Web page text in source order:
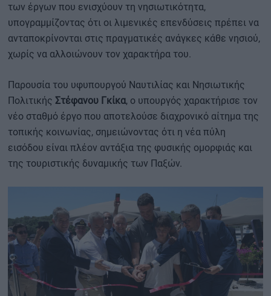
των έργων που ενισχύουν τη νησιωτικότητα,
υπογραμμίζοντας ότι οι λιμενικές επενδύσεις πρέπει να
ανταποκρίνονται στις πραγματικές ανάγκες κάθε νησιού,
χωρίς να αλλοιώνουν τον χαρακτήρα του.
Παρουσία του υφυπουργού Ναυτιλίας και Νησιωτικής
Πολιτικής Στέφανου Γκίκα, ο υπουργός χαρακτήρισε τον
νέο σταθμό έργο που αποτελούσε διαχρονικό αίτημα της
τοπικής κοινωνίας, σημειώνοντας ότι η νέα πύλη
εισόδου είναι πλέον αντάξια της φυσικής ομορφιάς και
της τουριστικής δυναμικής των Παξών.